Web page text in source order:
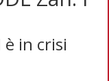
in crisi